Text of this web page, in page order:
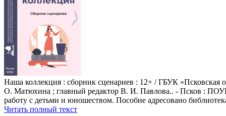
Наша коллекция : сборник сценариев : 12+ / ГБУК «Псковская
О. Матюхина ; главный редактор В. И. Павлова.. - Псков :
работу с детьми и юношеством. Пособие адресовано
Читать полный текст